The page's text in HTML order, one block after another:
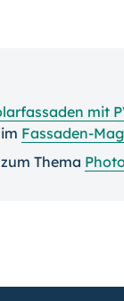
mit
im Fassaden-
Thema